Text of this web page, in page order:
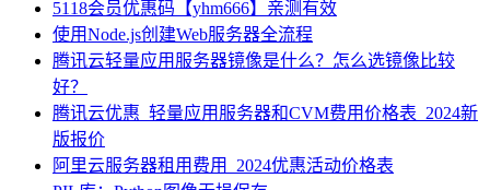
5118会员优惠码【yhm666】亲测有效
使用Node.js创建Web服务器全流程
腾讯云轻量应用服务器镜像是什么？怎么选镜像比较
好？
腾讯云优惠_轻量应用服务器和CVM费用价格表_2024新
版报价
阿里云服务器租用费用_2024优惠活动价格表